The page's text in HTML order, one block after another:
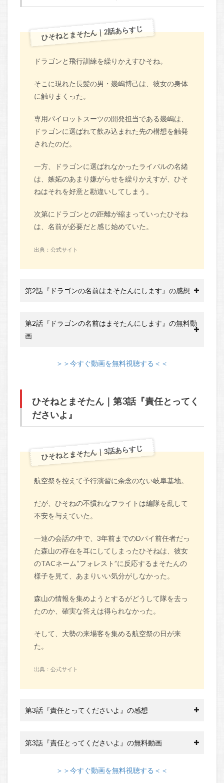
ひそねとまそたん｜2話あらすじ
ドラゴンと飛行訓練を繰りかえすひそね。
そこに現れた長髪の男・幾嶋博己は、彼女の身体
に触りまくった。
専用パイロットスーツの開発担当である幾嶋は、
ドラゴンに選ばれて飲み込まれた先の構想を触発
されたのだ。
一方、ドラゴンに選ばれなかったライバルの名緒
は、嫉妬のあまり嫌がらせを繰りかえすが、ひそ
ねはそれを好意と勘違いしてしまう。
次第にドラゴンとの距離が縮まっていったひそね
は、名前が必要だと感じ始めていた。
出典：公式サイト
第2話『ドラゴンの名前はまそたんにします』の感想
第2話『ドラゴンの名前はまそたんにします』の無料動
画
＞＞今すぐ動画を無料視聴する＜＜
ひそねとまそたん｜第3話『責任とってく
ださいよ』
ひそねとまそたん｜3話あらすじ
航空祭を控えて予行演習に余念のない岐阜基地。
だが、ひそねの不慣れなフライトは編隊を乱して
不安を与えていた。
一連の会話の中で、3年前までのDパイ前任者だっ
た森山の存在を耳にしてしまったひそねは、彼女
のTACネーム“フォレスト”に反応するまそたんの
様子を見て、あまりいい気分がしなかった。
森山の情報を集めようとするがどうして隊を去っ
たのか、確実な答えは得られなかった。
そして、大勢の来場客を集める航空祭の日が来
た。
出典：公式サイト
第3話『責任とってくださいよ』の感想
第3話『責任とってくださいよ』の無料動画
＞＞今すぐ動画を無料視聴する＜＜